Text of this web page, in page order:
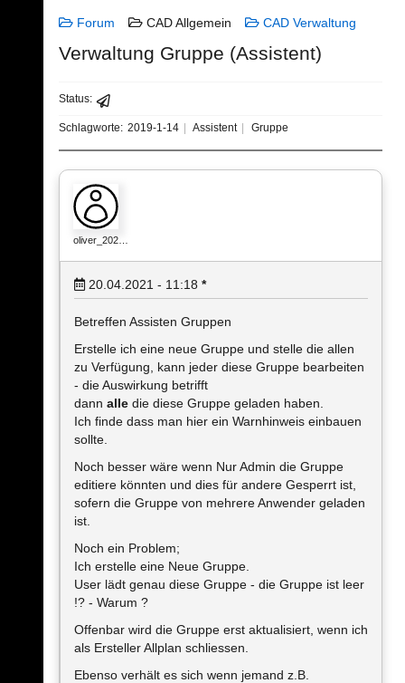
Forum CAD Allgemein CAD Verwaltung
Verwaltung Gruppe (Assistent)
Status:
Schlagworte: 2019-1-14 Assistent Gruppe
oliver_202…
20.04.2021 - 11:18 *
Betreffen Assisten Gruppen
Erstelle ich eine neue Gruppe und stelle die allen
zu Verfügung, kann jeder diese Gruppe bearbeiten
- die Auswirkung betrifft
dann alle die diese Gruppe geladen haben.
Ich finde dass man hier ein Warnhinweis einbauen
sollte.
Noch besser wäre wenn Nur Admin die Gruppe
editiere könnten und dies für andere Gesperrt ist,
sofern die Gruppe von mehrere Anwender geladen
ist.
Noch ein Problem;
Ich erstelle eine Neue Gruppe.
User lädt genau diese Gruppe - die Gruppe ist leer
!? - Warum ?
Offenbar wird die Gruppe erst aktualisiert, wenn ich
als Ersteller Allplan schliessen.
Ebenso verhält es sich wenn jemand z.B.